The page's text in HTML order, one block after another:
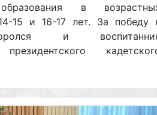
в
15 и 16-17 лет. За победу
и